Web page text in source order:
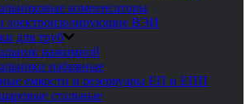
компенсаторы
электроизолирующие ВЭИ
для труб
нажимной
набивные
емкости и резервуары ЕП и ЕПП
стальные